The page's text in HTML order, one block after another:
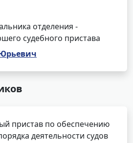
отделения -
судебного пристава
пристав по обеспечению
деятельности судов